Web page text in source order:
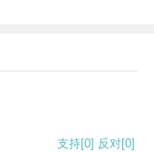
支持[0] 反对[0]